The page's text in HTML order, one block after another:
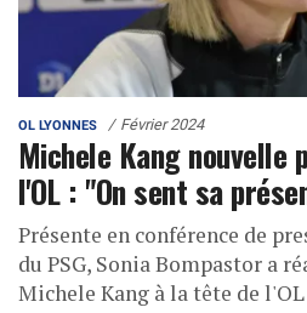
OL LYONNES Février 2024
Michele Kang nouvelle
l'OL : "On sent sa
Présente en conférence de
du PSG, Sonia Bompastor a
Michele Kang à la tête de